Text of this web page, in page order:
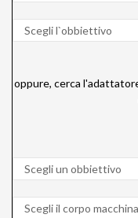
oppure, cerca